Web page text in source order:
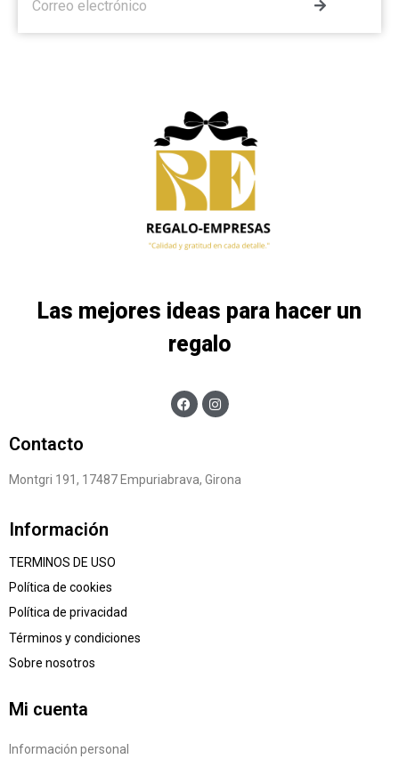
Las mejores ideas para hacer un
regalo
Contacto
Montgri 191, 17487 Empuriabrava, Girona
Información
TERMINOS DE USO
Política de cookies
Política de privacidad
Términos y condiciones
Sobre nosotros
Mi cuenta
Información personal